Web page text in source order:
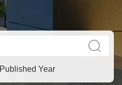
Published Year